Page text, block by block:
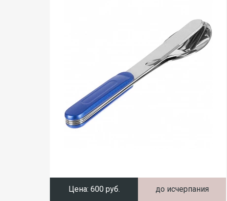
Цена: 600 руб. до исчерпания